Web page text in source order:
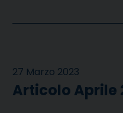
27 Marzo 2023
Articolo Aprile